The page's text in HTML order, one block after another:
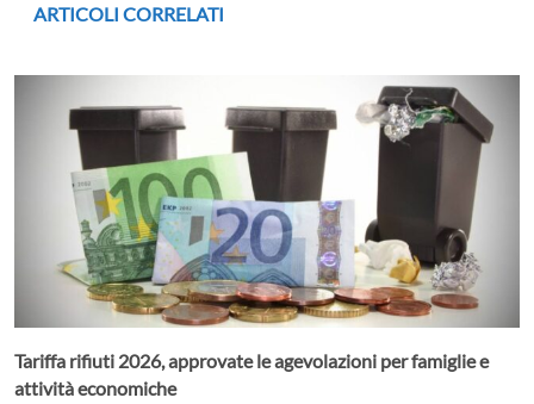
ARTICOLI CORRELATI
Tariffa rifiuti 2026, approvate le agevolazioni per famiglie e
attività economiche